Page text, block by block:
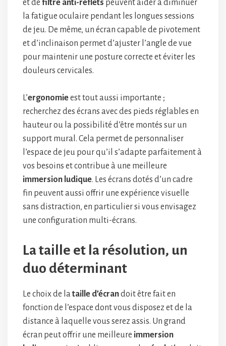
et de filtre anti-reflets peuvent aider à diminuer
la fatigue oculaire pendant les longues sessions
de jeu. De même, un écran capable de pivotement
et d’inclinaison permet d’ajuster l’angle de vue
pour maintenir une posture correcte et éviter les
douleurs cervicales.
L’ergonomieest tout aussi importante ;
recherchez des écrans avec des pieds réglables en
hauteur ou la possibilité d’être montés sur un
support mural. Cela permet de personnaliser
l’espace de jeu pour qu’il s’adapte parfaitement à
vos besoins et contribue à une meilleure
immersion ludique. Les écrans dotés d’un cadre
fin peuvent aussi offrir une expérience visuelle
sans distraction, en particulier si vous envisagez
une configuration multi-écrans.
La taille et la résolution, un
duo déterminant
Le choix de lataille d’écrandoit être fait en
fonction de l’espace dont vous disposez et de la
distance à laquelle vous serez assis. Un grand
écran peut offrir une meilleure immersion